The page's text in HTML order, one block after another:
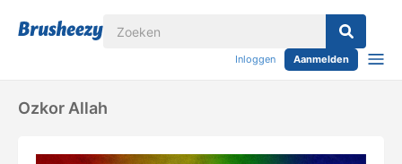
Inloggen Aanmelden
Ozkor Allah